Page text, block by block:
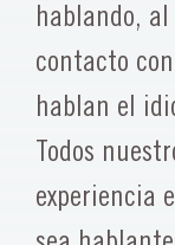
hablando, al
contacto
hablan el
Todos
experiencia